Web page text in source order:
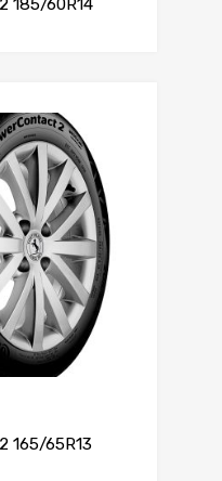
185/60R14
165/65R13